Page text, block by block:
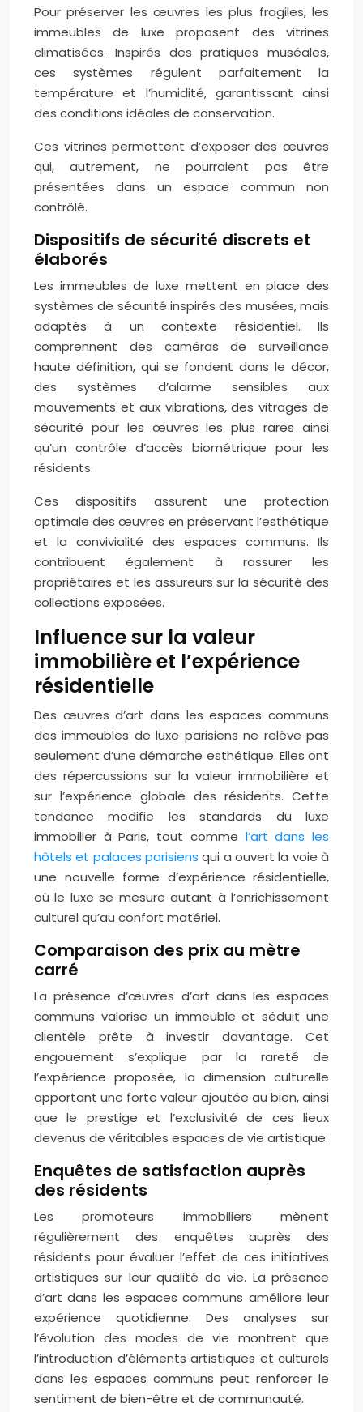
Pour préserver les œuvres les plus fragiles, les
immeubles de luxe proposent des vitrines
climatisées. Inspirés des pratiques muséales,
ces systèmes régulent parfaitement la
température et l’humidité, garantissant ainsi
des conditions idéales de conservation.
Ces vitrines permettent d’exposer des œuvres
qui, autrement, ne pourraient pas être
présentées dans un espace commun non
contrôlé.
Dispositifs de sécurité discrets et
élaborés
Les immeubles de luxe mettent en place des
systèmes de sécurité inspirés des musées, mais
adaptés à un contexte résidentiel. Ils
comprennent des caméras de surveillance
haute définition, qui se fondent dans le décor,
des systèmes d’alarme sensibles aux
mouvements et aux vibrations, des vitrages de
sécurité pour les œuvres les plus rares ainsi
qu’un contrôle d’accès biométrique pour les
résidents.
Ces dispositifs assurent une protection
optimale des œuvres en préservant l’esthétique
et la convivialité des espaces communs. Ils
contribuent également à rassurer les
propriétaires et les assureurs sur la sécurité des
collections exposées.
Influence sur la valeur
immobilière et l’expérience
résidentielle
Des œuvres d’art dans les espaces communs
des immeubles de luxe parisiens ne relève pas
seulement d’une démarche esthétique. Elles ont
des répercussions sur la valeur immobilière et
sur l’expérience globale des résidents. Cette
tendance modifie les standards du luxe
immobilier à Paris, tout comme l’art dans les
hôtels et palaces parisiensqui a ouvert la voie à
une nouvelle forme d’expérience résidentielle,
où le luxe se mesure autant à l’enrichissement
culturel qu’au confort matériel.
Comparaison des prix au mètre
carré
La présence d’œuvres d’art dans les espaces
communs valorise un immeuble et séduit une
clientèle prête à investir davantage. Cet
engouement s’explique par la rareté de
l’expérience proposée, la dimension culturelle
apportant une forte valeur ajoutée au bien, ainsi
que le prestige et l’exclusivité de ces lieux
devenus de véritables espaces de vie artistique.
Enquêtes de satisfaction auprès
des résidents
Les promoteurs immobiliers mènent
régulièrement des enquêtes auprès des
résidents pour évaluer l’effet de ces initiatives
artistiques sur leur qualité de vie. La présence
d’art dans les espaces communs améliore leur
expérience quotidienne. Des analyses sur
l’évolution des modes de vie montrent que
l’introduction d’éléments artistiques et culturels
dans les espaces communs peut renforcer le
sentiment de bien-être et de communauté.